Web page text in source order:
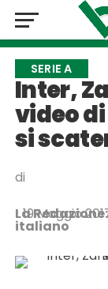
SERIE A
Inter,
video di
si
di
La
italiano
19 Maggio